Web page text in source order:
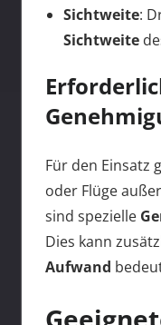
Sichtweite:
Sichtweite
Für den Einsatz
oder Flüge
sind spezielle
Dies kann
Aufwand